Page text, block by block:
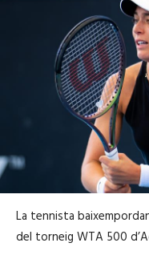
La tennista
del torneig WTA 500